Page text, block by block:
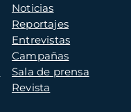
Noticias
Reportajes
Entrevistas
Campañas
Sala de prensa
Revista